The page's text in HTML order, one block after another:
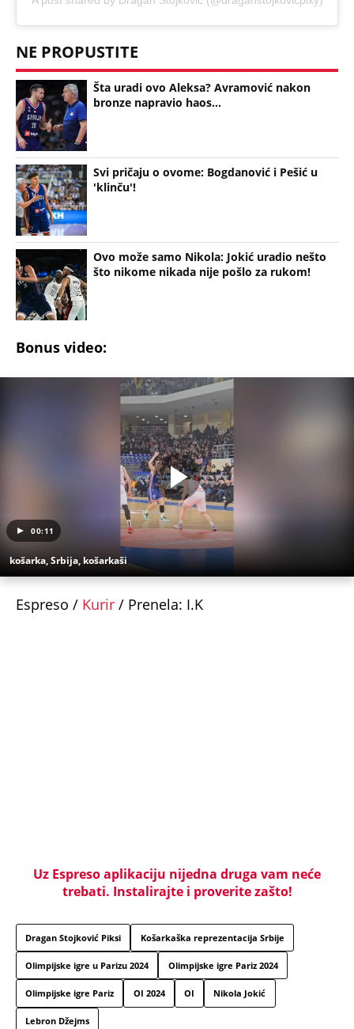
NE PROPUSTITE
Šta uradi ovo Aleksa? Avramović nakon
bronze napravio haos...
Svi pričaju o ovome: Bogdanović i Pešić u
'klinču'!
Ovo može samo Nikola: Jokić uradio nešto
što nikome nikada nije pošlo za rukom!
Bonus video:
00:11
košarka, Srbija, košarkaši
Espreso / Kurir / Prenela: I.K
Uz Espreso aplikaciju nijedna druga vam neće
trebati. Instalirajte i proverite zašto!
Dragan Stojković Piksi Košarkaška reprezentacija Srbije
Olimpijske igre u Parizu 2024 Olimpijske igre Pariz 2024
Olimpijske igre Pariz OI 2024 OI Nikola Jokić
Lebron Džejms